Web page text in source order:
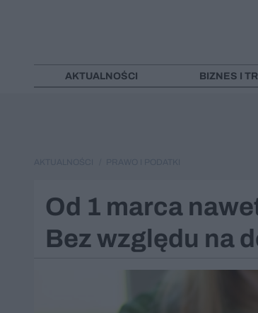
AKTUALNOŚCI BIZNES I
Od 1 marca
Bez względu na